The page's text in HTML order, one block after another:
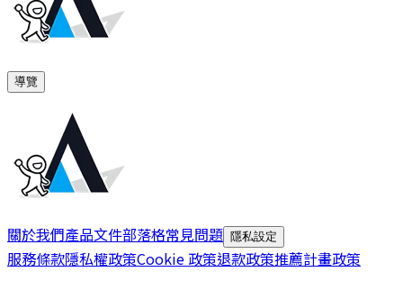
導覽
關於我們產品文件部落格常見問題 隱私設定
服務條款隱私權政策Cookie 政策退款政策推薦計畫政策